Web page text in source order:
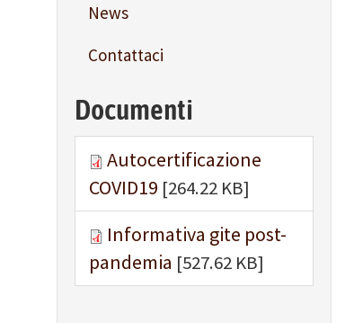
News
Contattaci
Documenti
Autocertificazione
COVID19 [264.22 KB]
Informativa gite post-
pandemia [527.62 KB]